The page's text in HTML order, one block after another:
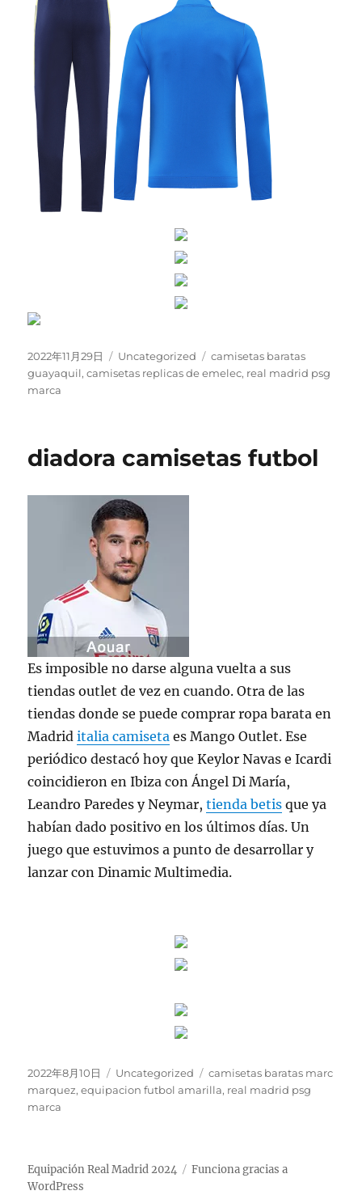
Publicado
el
2022年11月29日 Categorías
Uncategorized Etiquetas
camisetas baratas
guayaquil,camisetas replicas de emelec, real madrid psg
marca
diadora camisetas futbol
Es imposible no darse alguna vuelta a sus
tiendas outlet de vez en cuando. Otra de las
tiendas donde se puede comprar ropa barata en
Madriditalia camiseta es Mango Outlet. Ese
periódico destacó hoy que Keylor Navas e Icardi
coincidieron en Ibiza con Ángel Di María,
Leandro Paredes y Neymar,tienda betis que ya
habían dado positivo en los últimos días. Un
juego que estuvimos a punto de desarrollar y
lanzar con Dinamic Multimedia.
Publicado
el
2022年8月10日 Categorías
Uncategorized Etiquetas
camisetas baratas marc
marquez,equipacion futbol amarilla, real madrid psg
marca
Equipación Real Madrid 2024
Funciona gracias a
WordPress